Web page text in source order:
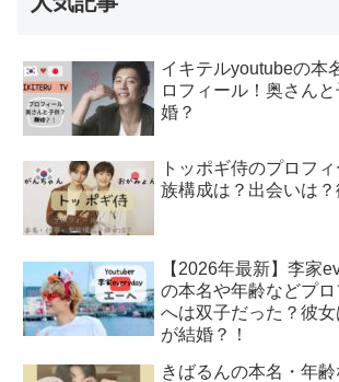
イキテルyoutubeの本
ロフィール！奥さん
婚？
トッポギ侍のプロフ
族構成は？出会いは
【2026年最新】李家
の本名や年齢などプ
へは双子だった？彼
が結婚？！
きばるんの本名・年